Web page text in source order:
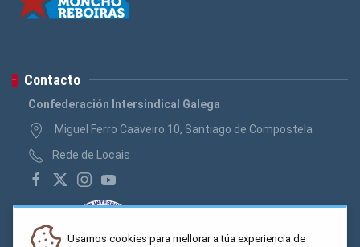
Contacto
Confederación Intersindical Galega
Miguel Ferro Caaveiro 10, Santiago de Compostela
Rede de Locais
Usamos cookies para mellorar a túa experiencia de